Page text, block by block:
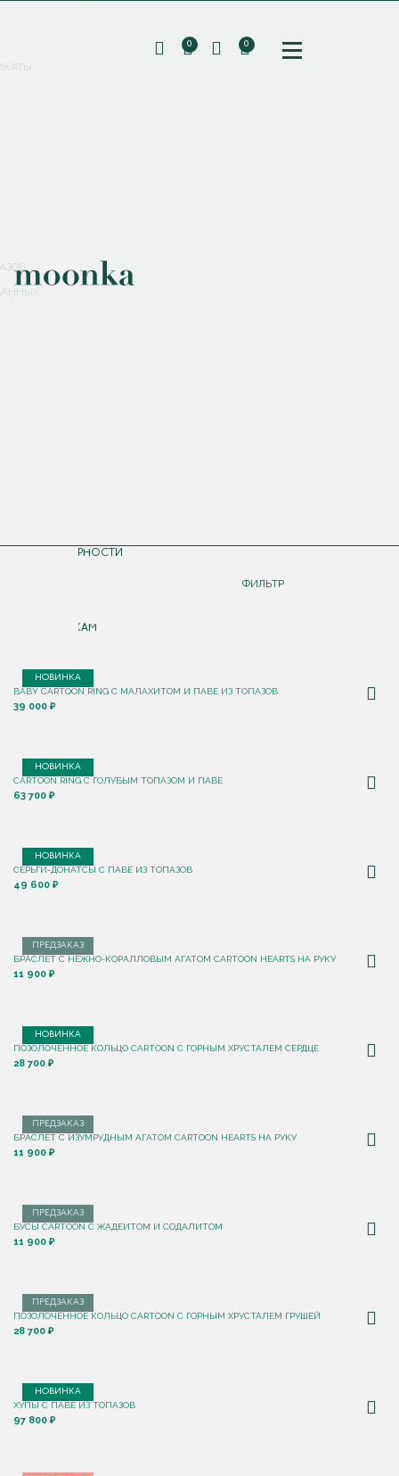
Соглашаюсь с
0 0
ПО ПОПУЛЯРНОСТИ
ПО НОВИНКАМ
ФИЛЬТР
НОВИНКА
BABY CARTOON RING С МАЛАХИТОМ И ПАВЕ ИЗ ТОПАЗОВ
39 000 ₽
НОВИНКА
CARTOON RING С ГОЛУБЫМ ТОПАЗОМ И ПАВЕ
63 700 ₽
НОВИНКА
СЕРЬГИ-ДОНАТСЫ С ПАВЕ ИЗ ТОПАЗОВ
49 600 ₽
ПРЕДЗАКАЗ
БРАСЛЕТ С НЕЖНО-КОРАЛЛОВЫМ АГАТОМ CARTOON HEARTS НА РУКУ
11 900 ₽
НОВИНКА
ПОЗОЛОЧЕННОЕ КОЛЬЦО CARTOON C ГОРНЫМ ХРУСТАЛЕМ СЕРДЦЕ
28 700 ₽
ПРЕДЗАКАЗ
БРАСЛЕТ С ИЗУМРУДНЫМ АГАТОМ CARTOON HEARTS НА РУКУ
11 900 ₽
ПРЕДЗАКАЗ
БУСЫ CARTOON С ЖАДЕИТОМ И СОДАЛИТОМ
11 900 ₽
ПРЕДЗАКАЗ
ПОЗОЛОЧЕННОЕ КОЛЬЦО CARTOON C ГОРНЫМ ХРУСТАЛЕМ ГРУШЕЙ
28 700 ₽
НОВИНКА
ХУПЫ С ПАВЕ ИЗ ТОПАЗОВ
97 800 ₽